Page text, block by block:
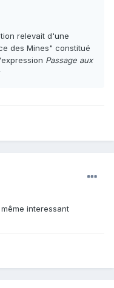
relevait d'une
des Mines" constitué
Passage aux
interessant